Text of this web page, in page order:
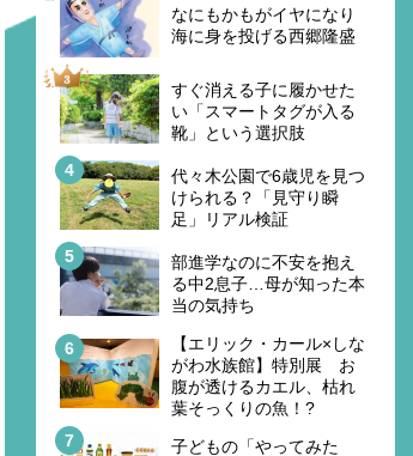
なにもかもがイヤになり
海に身を投げる西郷隆盛
すぐ消える子に履かせた
い「スマートタグが入る
靴」という選択肢
代々木公園で6歳児を見つ
けられる？「見守り瞬
足」リアル検証
部進学なのに不安を抱え
る中2息子…母が知った本
当の気持ち
【エリック・カール×しな
がわ水族館】特別展 お
腹が透けるカエル、枯れ
葉そっくりの魚！?
子どもの「やってみた